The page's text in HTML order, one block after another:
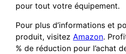
pour tout votre équipement.
Pour plus d’informations et
produit, visitez Amazon.
% de réduction pour l’achat